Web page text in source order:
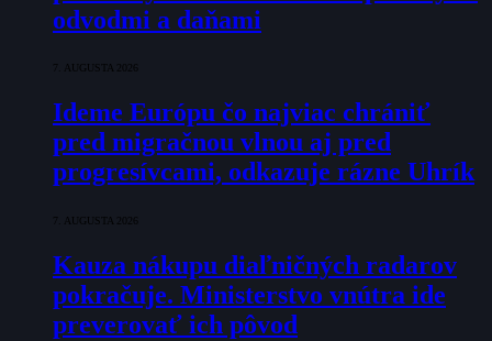
odvodmi a daňami
7. AUGUSTA 2026
Ideme Európu čo najviac chrániť
pred migračnou vlnou aj pred
progresívcami, odkazuje rázne Uhrík
7. AUGUSTA 2026
Kauza nákupu diaľničných radarov
pokračuje. Ministerstvo vnútra ide
preverovať ich pôvod